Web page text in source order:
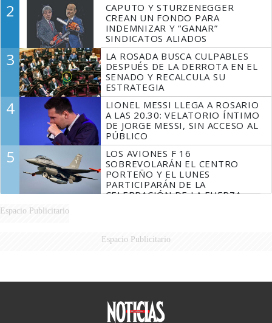
2
CAPUTO Y STURZENEGGER
CREAN UN FONDO PARA
INDEMNIZAR Y “GANAR”
SINDICATOS ALIADOS
3
LA ROSADA BUSCA CULPABLES
DESPUÉS DE LA DERROTA EN EL
SENADO Y RECALCULA SU
ESTRATEGIA
4
LIONEL MESSI LLEGA A ROSARIO
A LAS 20.30: VELATORIO ÍNTIMO
DE JORGE MESSI, SIN ACCESO AL
PÚBLICO
5
LOS AVIONES F 16
SOBREVOLARÁN EL CENTRO
PORTEÑO Y EL LUNES
PARTICIPARÁN DE LA
CELEBRACIÓN DE LA FUERZA
Espacio Publicitario
Espacio Publicitario